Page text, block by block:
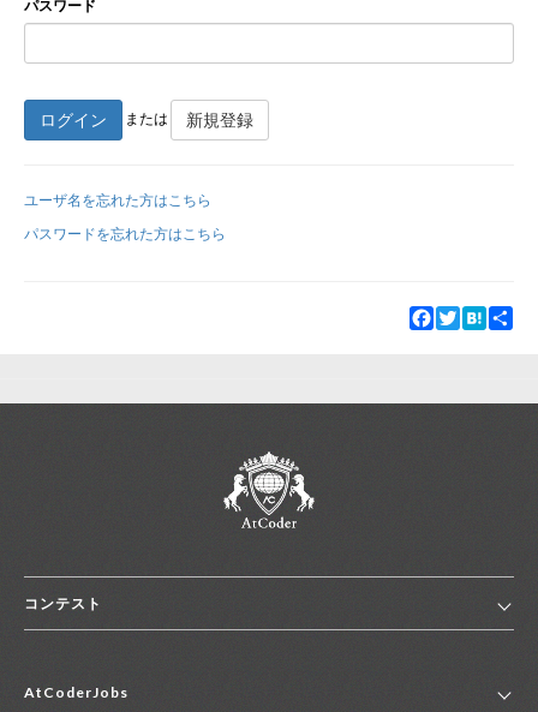
新規登録
パスワード
ログイン または 新規登録
ユーザ名を忘れた方はこちら
パスワードを忘れた方はこちら
Facebook
TwitterHatena
コンテスト
コンテスト一覧
AtCoderJobs